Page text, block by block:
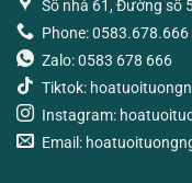
Số nhà 61, Đường số
Phone: 0583.678.666
Zalo: 0583 678 666
Tiktok:
Instagram:
Email: